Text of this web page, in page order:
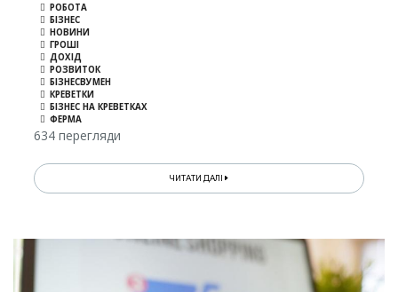
РОБОТА
БІЗНЕС
НОВИНИ
ГРОШІ
ДОХІД
РОЗВИТОК
БІЗНЕСВУМЕН
КРЕВЕТКИ
БІЗНЕС НА КРЕВЕТКАХ
ФЕРМА
634 перегляди
ЧИТАТИ ДАЛІ